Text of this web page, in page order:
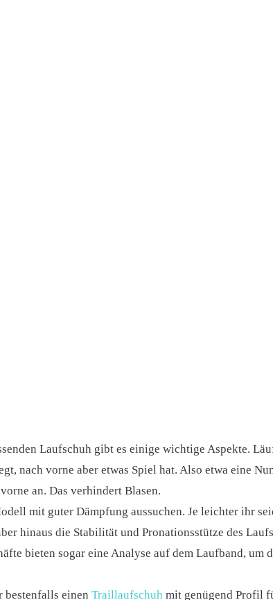
Laufschuh gibt es einige wichtige Aspekte.
nach vorne aber etwas Spiel hat. Also etwa eine
an. Das verhindert Blasen.
mit guter Dämpfung aussuchen. Je leichter ihr
hinaus die Stabilität und Pronationsstütze des
bieten sogar eine Analyse auf dem Laufband,
bestenfalls einen Traillaufschuh mit genügend Profil